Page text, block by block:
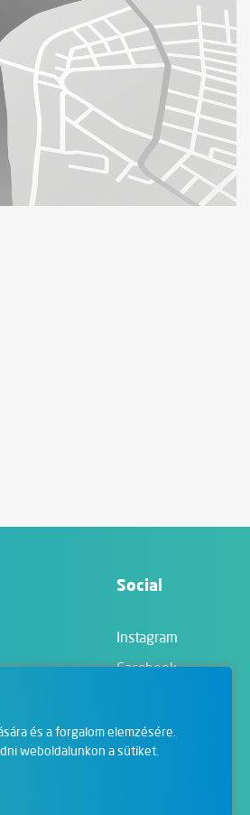
és a forgalom elemzésére.
weboldalunkon a sütiket.
Social
Instagram
Facebook
YouTube